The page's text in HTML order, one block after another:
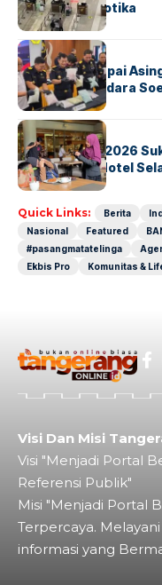
Sindikat Narkotika
BANDARA BERITA
Kopilot Maskapai
Ekstasi di Bandara
BERITAINDEX
GM For A Day 2026
Operasional Hotel
Quick Links: Berita
Nasional
Featured
#pasangmatatelinga
Ekbis Pro
Komunitas &
Visi Dan Misi
Visi "Menjadi Portal
Referensi Publik"
Misi "Menjadi Portal
Terpercaya.
informasi yang